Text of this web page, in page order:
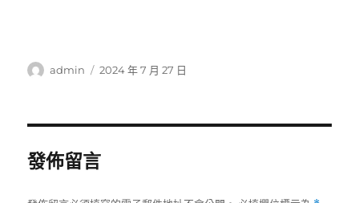
作
admin
發
2024 年 7 月 27 日
發佈留言